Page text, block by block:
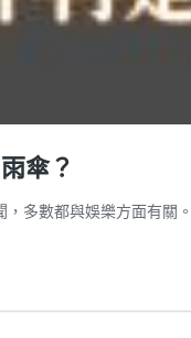
傘？
多數都與娛樂方面有關